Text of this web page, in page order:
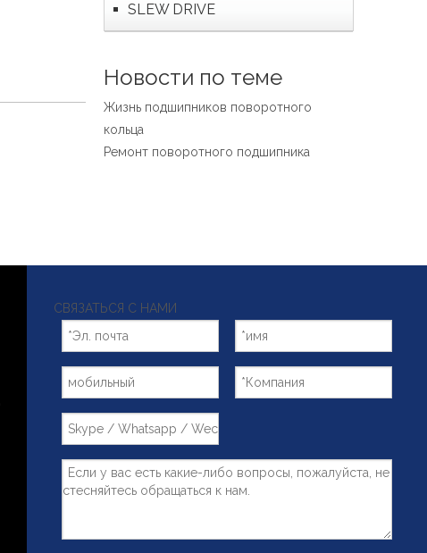
Português
SLEW DRIVE
Новости по теме
Жизнь подшипников поворотного
кольца
Ремонт поворотного подшипника
СВЯЗАТЬСЯ С НАМИ